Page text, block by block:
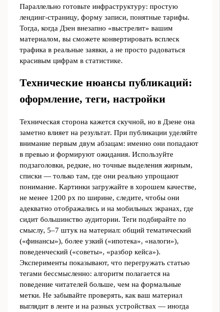
Параллельно готовьте инфраструктуру: простую
лендинг‑страницу, форму записи, понятные тарифы.
Тогда, когда Дзен внезапно «выстрелит» вашим
материалом, вы сможете конвертировать всплеск
трафика в реальные заявки, а не просто радоваться
красивым цифрам в статистике.
Технические нюансы публикаций:
оформление, теги, настройки
Техническая сторона кажется скучной, но в Дзене она
заметно влияет на результат. При публикации уделяйте
внимание первым двум абзацам: именно они попадают
в превью и формируют ожидания. Используйте
подзаголовки, редкие, но точные выделения жирным,
списки — только там, где они реально упрощают
понимание. Картинки загружайте в хорошем качестве,
не менее 1200 px по ширине, следите, чтобы они
адекватно отображались и на мобильных экранах, где
сидит большинство аудитории. Теги подбирайте по
смыслу, 5–7 штук на материал: общий тематический
(«финансы»), более узкий («ипотека», «налоги»),
поведенческий («советы», «разбор кейса»).
Эксперименты показывают, что перегружать статью
тегами бессмысленно: алгоритм полагается на
поведение читателей больше, чем на формальные
метки. Не забывайте проверять, как ваш материал
выглядит в ленте и на разных устройствах — иногда